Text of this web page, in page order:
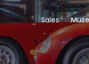
Sales